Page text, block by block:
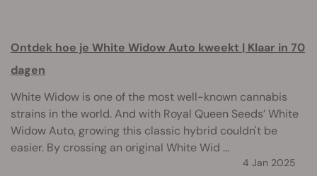
Ontdek hoe je White Widow Auto kweekt | Klaar in 70
dagen
White Widow is one of the most well-known cannabis
strains in the world. And with Royal Queen Seeds’ White
Widow Auto, growing this classic hybrid couldn't be
easier. By crossing an original White Wid ...
4 Jan 2025